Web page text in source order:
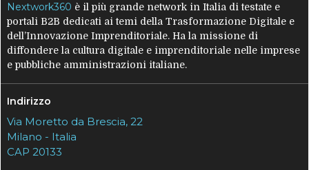
Nextwork360 è il più grande network in Italia di testate e
portali B2B dedicati ai temi della Trasformazione Digitale e
dell’Innovazione Imprenditoriale. Ha la missione di
diffondere la cultura digitale e imprenditoriale nelle imprese
e pubbliche amministrazioni italiane.
Indirizzo
Via Moretto da Brescia, 22
Milano - Italia
CAP 20133